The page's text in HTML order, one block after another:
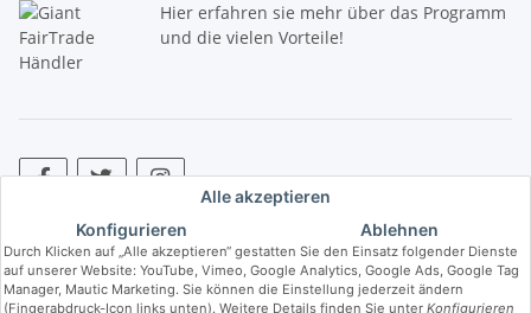
Alle akzeptieren
Konfigurieren
Ablehnen
Durch Klicken auf „Alle akzeptieren“ gestatten Sie den Einsatz folgender Dienste
auf unserer Website: YouTube, Vimeo, Google Analytics, Google Ads, Google Tag
Manager, Mautic Marketing. Sie können die Einstellung jederzeit ändern
(Fingerabdruck-Icon links unten). Weitere Details finden Sie unter Konfigurieren
Hier erfahren sie mehr über das Programm
und die vielen Vorteile!
* Alle Preise inkl. gesetzlicher USt., zzgl.
. ** Hierbei handelt es
sich um die unverbindliche Preisempfehlung des Herstellers (kurz UVP).